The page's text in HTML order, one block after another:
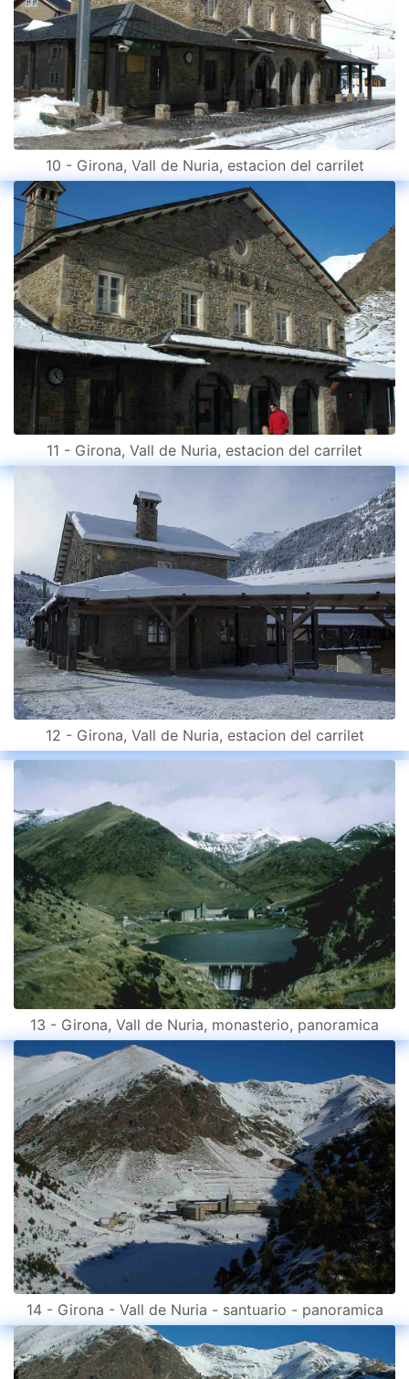
10 - Girona, Vall de Nuria, estacion del carrilet
11 - Girona, Vall de Nuria, estacion del carrilet
12 - Girona, Vall de Nuria, estacion del carrilet
13 - Girona, Vall de Nuria, monasterio, panoramica
14 - Girona - Vall de Nuria - santuario - panoramica